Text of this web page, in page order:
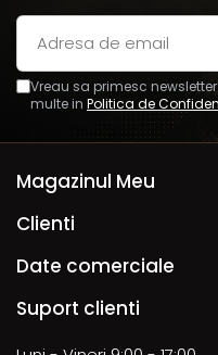
Vreau sa primesc
multe in Politica de
Magazinul Meu
Clienti
Date comerciale
Suport clienti